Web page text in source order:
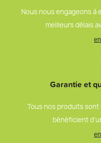
Nous nous engageons à
meilleurs délais
Garantie et
Tous nos produits
bénéficient